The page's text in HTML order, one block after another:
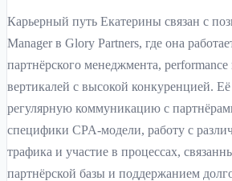
Карьерный путь Екатерины связан с
Manager в Glory Partners, где она
партнёрского менеджмента, performance
вертикалей с высокой конкуренцией.
регулярную коммуникацию с
специфики CPA-модели, работу с
трафика и участие в процессах,
партнёрской базы и поддержанием